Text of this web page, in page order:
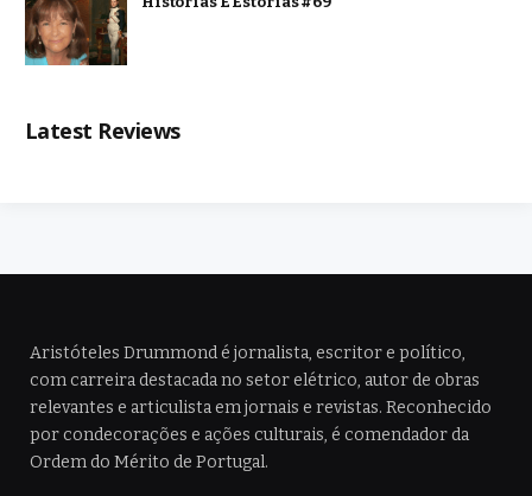
Latest Reviews
Aristóteles Drummond é jornalista, escritor e político,
com carreira destacada no setor elétrico, autor de obras
relevantes e articulista em jornais e revistas. Reconhecido
por condecorações e ações culturais, é comendador da
Ordem do Mérito de Portugal.